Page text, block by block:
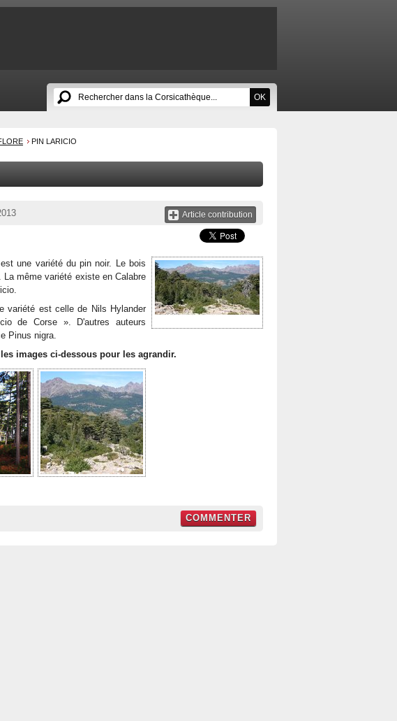
PIN LARICIO
Article contribution
une variété du pin noir. Le bois
même variété existe en Calabre
variété est celle de Nils Hylander
de Corse ». D'autres auteurs
Pinus nigra.
images ci-dessous pour les agrandir.
COMMENTER